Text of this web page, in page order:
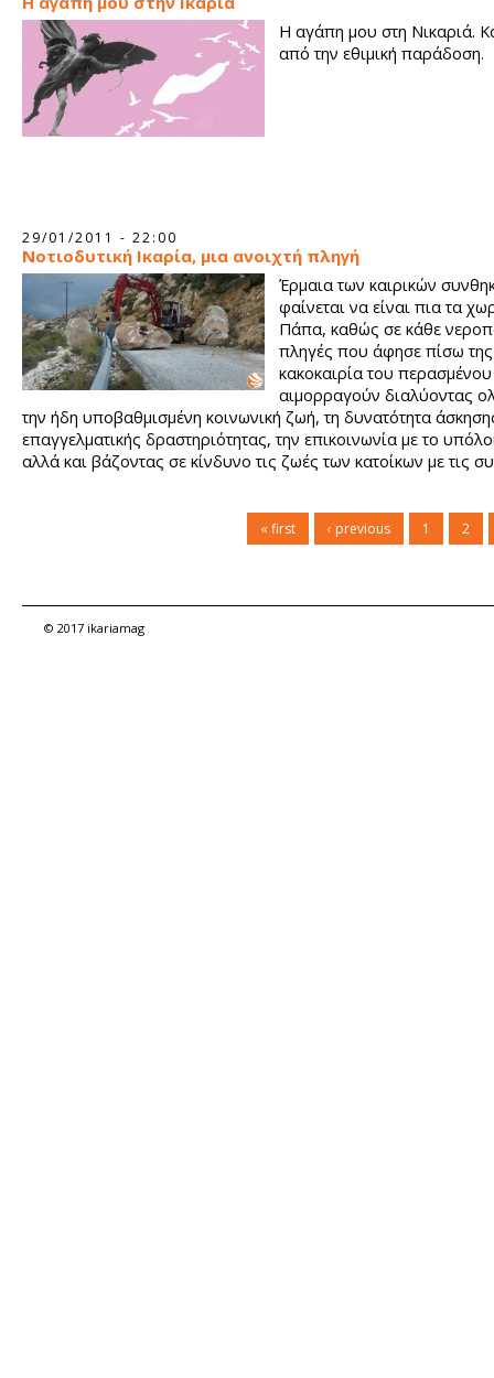
Η αγάπη μου στη Νικαριά.
από την εθιμική παράδοση.
29/01/2011 - 22:00
Νοτιοδυτική Ικαρία, μια ανοιχτή πληγή
Έρμαια των καιρικών
φαίνεται να είναι πια τα
Πάπα, καθώς σε κάθε
πληγές που άφησε πίσω
κακοκαιρία του
αιμορραγούν διαλύοντας
την ήδη υποβαθμισμένη κοινωνική ζωή, τη δυνατότητα
επαγγελματικής δραστηριότητας, την επικοινωνία με το
αλλά και βάζοντας σε κίνδυνο τις ζωές των κατοίκων με τις
« first ‹ previous 1 2
© 2017 ikariamag